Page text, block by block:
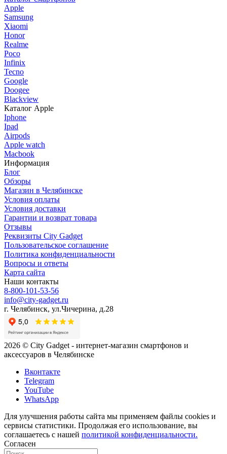
Apple
Samsung
Xiaomi
Honor
Realme
Poco
Infinix
Tecno
Google
Doogee
Blackview
Каталог Apple
Iphone
Ipad
Airpods
Apple watch
Macbook
Информация
Блог
Обзоры
Магазин в Челябинске
Условия оплаты
Условия доставки
Гарантии и возврат товара
Отзывы
Реквизиты City Gadget
Пользовательское соглашение
Политика конфиденциальности
Вопросы и ответы
Карта сайта
Наши контакты
8-800-101-53-56
info@city-gadget.ru
г. Челябинск, ул.Чичерина, д.28
2026 © City Gadget - интернет-магазин смартфонов и
аксессуаров в Челябинске
Вконтакте
Telegram
YouTube
WhatsApp
Для улучшения работы сайта мы применяем файлы cookies и
сервисы статистики. Продолжая его использование, вы
соглашаетесь с нашей политикой конфиденциальности.
Согласен